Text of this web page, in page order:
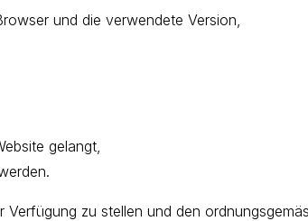
und die verwendete Version,
gelangt,
zu stellen und den